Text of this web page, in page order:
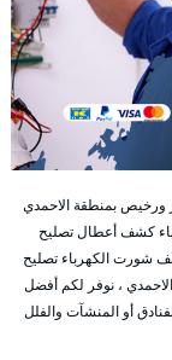
ورخيص بمنطقة الاحمدي
كشف أعطال تصليح
شورت الكهرباء تصليح
، نوفر لكم أفضل
أو المنشآت والفلل